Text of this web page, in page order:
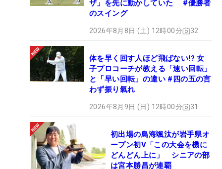
ザ」を先に動かしていた #優勝者
のスイング
2026年8月8日 (土) 12時00分 32
体を早く回す人ほど飛ばない!? 女
子プロコーチが教える「速い回転」
と「早い回転」の違い #四の五の言
わず振り氣れ
2026年8月9日 (日) 12時00分 31
初出場の鳥海颯汰が岩手県オ
ープン初V「この大会を機に
どんどん上に」 シニアの部
は宮本勝昌が連覇